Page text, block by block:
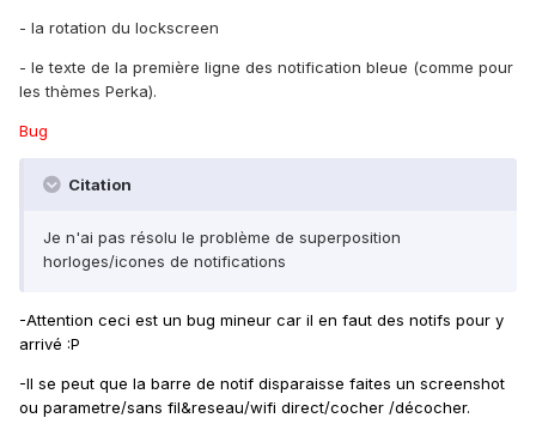
- la rotation du lockscreen
- le texte de la première ligne des notification bleue (comme pour
les thèmes Perka).
Bug
Citation
Je n'ai pas résolu le problème de superposition
horloges/icones de notifications
-Attention ceci est un bug mineur car il en faut des notifs pour y
arrivé :P
-Il se peut que la barre de notif disparaisse faites un screenshot
ou parametre/sans fil&reseau/wifi direct/cocher /décocher.